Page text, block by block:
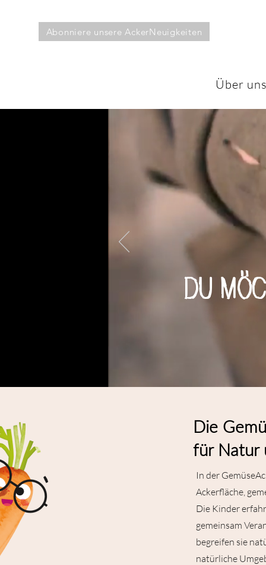
Abonniere unsere AckerNeuigkeiten
Über
Du
Die
für Natur
In der
Ackerfläche,
Die Kinder
gemeinsam
begreifen sie
natürliche